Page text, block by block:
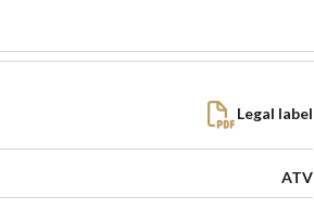
Legal label
ATV